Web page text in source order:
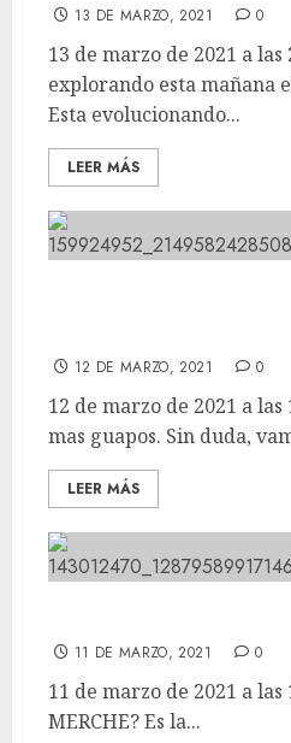
13 DE MARZO, 2021 0
13 de marzo de 2021 a
explorando esta mañana
Esta evolucionando...
LEER MÁS
12 DE MARZO, 2021 0
12 de marzo de 2021 a las
mas guapos. Sin duda,
LEER MÁS
11 DE MARZO, 2021 0
11 de marzo de 2021 a las
MERCHE? Es la...